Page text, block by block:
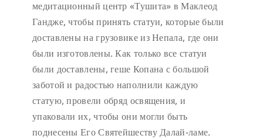
медитационный центр «Тушита» в Маклеод
Гандже, чтобы принять статуи, которые были
доставлены на грузовике из Непала, где они
были изготовлены. Как только все статуи
были доставлены, геше Копана с большой
заботой и радостью наполнили каждую
статую, провели обряд освящения, и
упаковали их, чтобы они могли быть
поднесены Его Святейшеству Далай-ламе.